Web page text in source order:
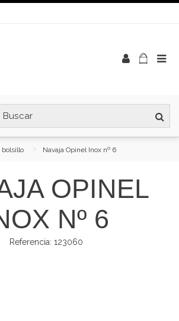
bolsillo Navaja Opinel Inox nº 6
OPINEL
Nº 6
Referencia: 123060